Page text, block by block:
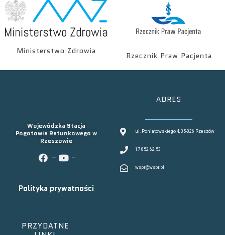
Ministerstwo Zdrowia
Rzecznik Praw Pacjenta
Wojewódzka Stacja
Pogotowia Ratunkowego w
Rzeszowie
Polityka prywatności
ADRES
ul. Poniatowskiego 4, 35-026 Rzeszów
17 852 62 53
wspr@wspr.pl
PRZYDATNE